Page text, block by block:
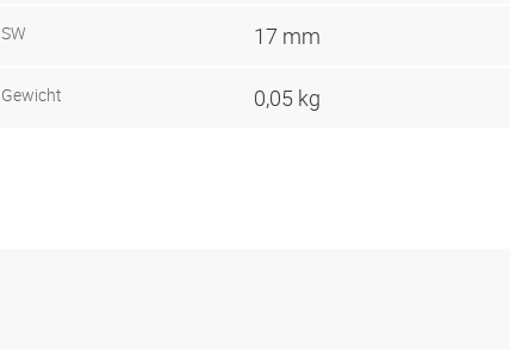
SW 17 mm
Gewicht 0,05 kg